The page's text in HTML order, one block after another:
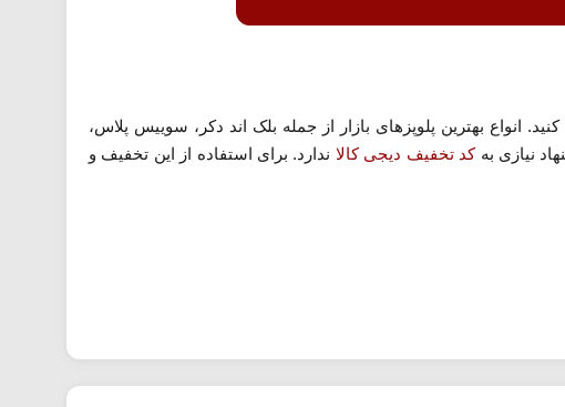
انواع بهترین پلوپزهای بازار از جمله بلک اند دکر، سوییس پلاس،
نیازی بهکد تخفیف دیجی کالا ندارد. برای استفاده از این تخفیف و